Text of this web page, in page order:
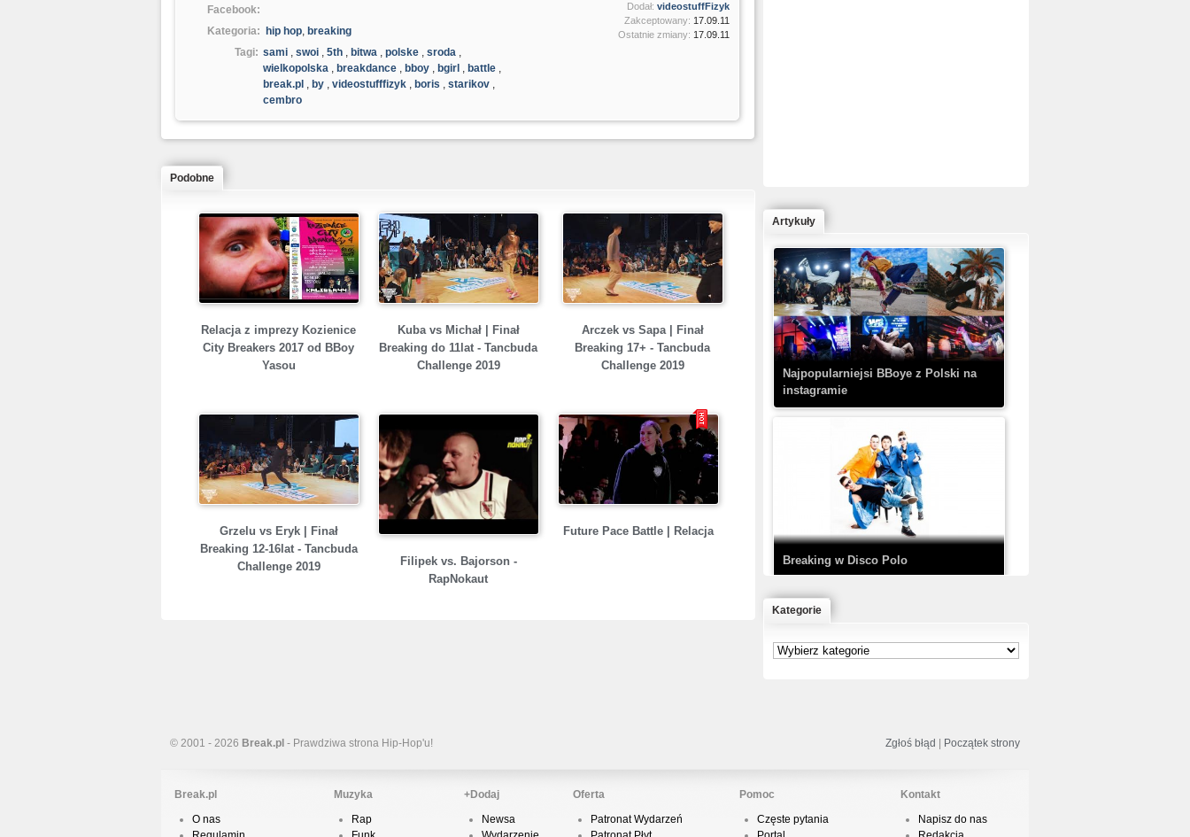
Facebook:
Kategoria:
hip hop, breaking
Tagi: sami , swoi , 5th , bitwa , polske , sroda ,
wielkopolska , breakdance , bboy , bgirl , battle ,
break.pl , by , videostufffizyk , boris , starikov ,
cembro
Dodał: videostuffFizyk
Zakceptowany: 17.09.11
Ostatnie zmiany: 17.09.11
Podobne
Relacja z imprezy Kozienice
City Breakers 2017 od BBoy
Yasou
Kuba vs Michał | Finał
Breaking do 11lat - Tancbuda
Challenge 2019
Arczek vs Sapa | Finał
Breaking 17+ - Tancbuda
Challenge 2019
Grzelu vs Eryk | Finał
Breaking 12-16lat - Tancbuda
Challenge 2019
Filipek vs. Bajorson -
RapNokaut
Future Pace Battle | Relacja
Kaczorex w najnowszym klipie: HRYPA
– Kobieta z walizką
TEDE & SIR MICH - KICKDOWN /
DISCO NOIR
Prod. Chubeats, Scratch:…
KrisBo - Cienie
Artykuły
Najpopularniejsi BBoye z Polski na
instagramie
Breaking w Disco Polo
Kategorie
© 2001 - 2026 Break.pl - Prawdziwa strona Hip-Hop'u! Zgłoś błąd | Początek strony
Break.pl
O nas
Muzyka
Rap
+Dodaj
Newsa
Oferta
Patronat Wydarzeń
Pomoc
Częste pytania
Kontakt
Napisz do nas